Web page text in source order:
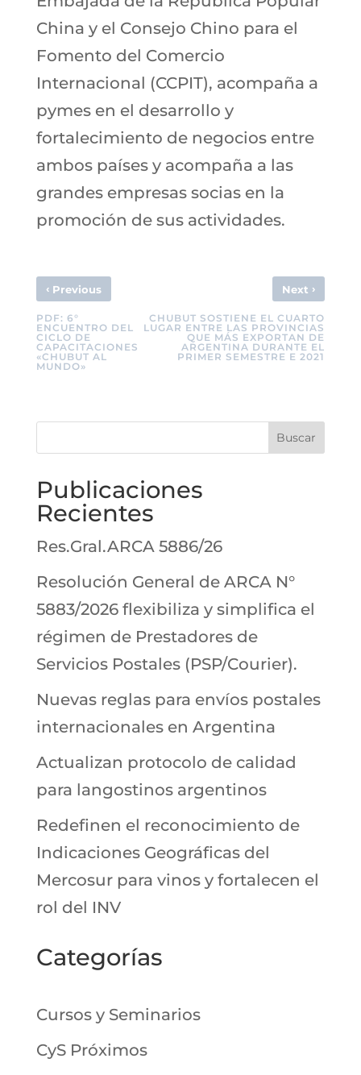
China y el Consejo Chino para el
Fomento del Comercio
Internacional (CCPIT), acompaña a
pymes en el desarrollo y
fortalecimiento de negocios entre
ambos países y acompaña a las
grandes empresas socias en la
promoción de sus actividades.
‹Previous
PDF: 6°
ENCUENTRO DEL
CICLO DE
CAPACITACIONES
«CHUBUT AL
MUNDO»
Next ›
CHUBUT SOSTIENE EL CUARTO
LUGAR ENTRE LAS PROVINCIAS
QUE MÁS EXPORTAN DE
ARGENTINA DURANTE EL
PRIMER SEMESTRE E 2021
Buscar
Publicaciones
Recientes
Res.Gral.ARCA 5886/26
Resolución General de ARCA N°
5883/2026 flexibiliza y simplifica el
régimen de Prestadores de
Servicios Postales (PSP/Courier).
Nuevas reglas para envíos postales
internacionales en Argentina
Actualizan protocolo de calidad
para langostinos argentinos
Redefinen el reconocimiento de
Indicaciones Geográficas del
Mercosur para vinos y fortalecen el
rol del INV
Categorías
Cursos y Seminarios
CyS Próximos